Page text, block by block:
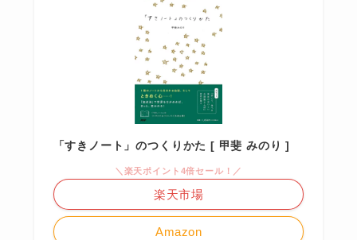
「すきノート」のつくりかた [ 甲斐 みのり ]
Amazon
＼楽天ポイント4倍セール！／
楽天市場